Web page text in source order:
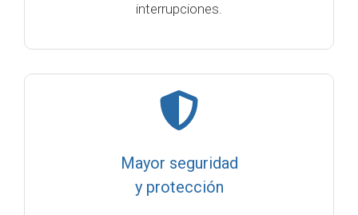
interrupciones.
Mayor seguridad
y protección